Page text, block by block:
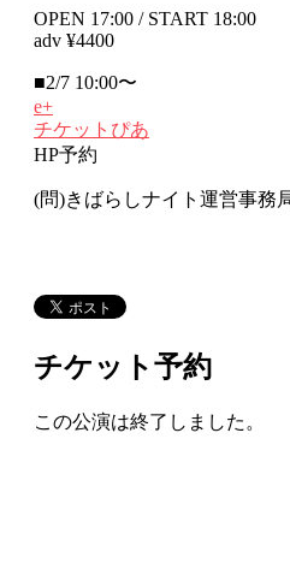
OPEN 17:00 / START 18:00
adv ¥4400
■2/7 10:00〜
e+
チケットぴあ
HP予約
(問)きばらしナイト運営事務
チケット予約
この公演は終了しました。